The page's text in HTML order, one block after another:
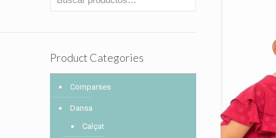
Product Categories
Comparses
Dansa
Calçat